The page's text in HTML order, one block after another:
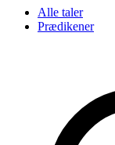
Alle taler
Prædikener